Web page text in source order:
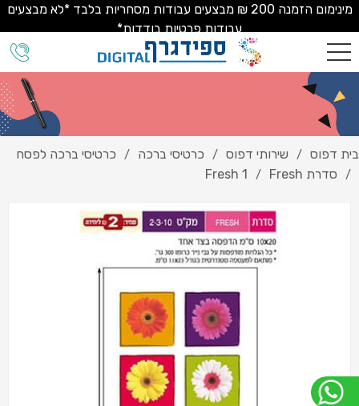
מינימום הזמנה 200 ₪ מבצעים עבודות מסחריות בלבד *לא מבצעים
עבודות פרטיות בודדות*
בית דפוס / שירותי דפוס / כרטיסי ברכה / כרטיסי ברכה לפסח
/ סדרת Fresh /
Fresh 1